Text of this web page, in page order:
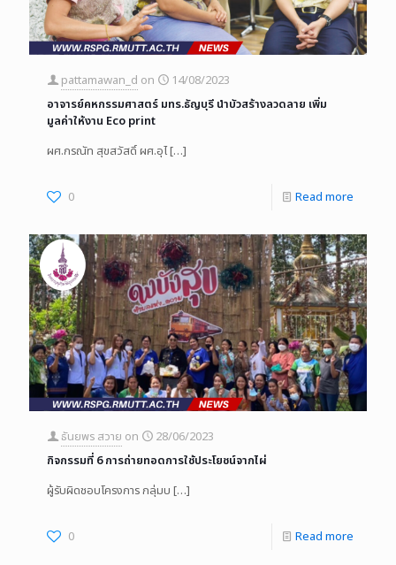
pattamawan_d on
14/08/2023
อาจารย์คหกรรมศาสตร์ มทร.ธัญบุรี นำบัวสร้างลวดลาย เพิ่ม
มูลค่าให้งาน Eco print
ผศ.กรณัท สุขสวัสดิ์ ผศ.อุไ[…]
0 Read more
ธันยพร สวาย on
28/06/2023
กิจกรรมที่ 6 การถ่ายทอดการใช้ประโยชน์จากไผ่
ผู้รับผิดชอบโครงการ กลุ่มบ […]
0 Read more